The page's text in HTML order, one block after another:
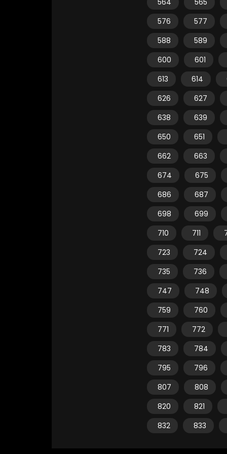
564
565
576
577
588
589
600
601
613
614
626
627
638
639
650
651
662
663
674
675
686
687
698
699
710
711
723
724
735
736
747
748
759
760
771
772
783
784
795
796
807
808
820
821
832
833